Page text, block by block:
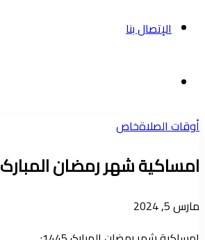
الإتصال بنا
عن
أوقات الصلاةخاص
امساکیة شهر رمضان المبارک 1445
مارس 5, 2024